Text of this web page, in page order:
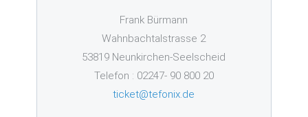
Frank Bürmann
Wahnbachtalstrasse 2
53819 Neunkirchen-Seelscheid
Telefon : 02247- 90 800 20
ticket@tefonix.de